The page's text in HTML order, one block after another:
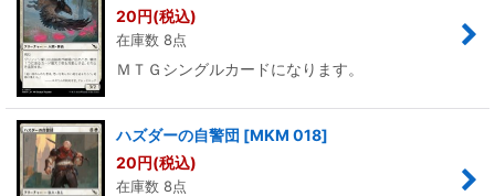
20円(税込)
在庫数 8点
ＭＴＧシングルカードになります。
ハズダーの自警団 [MKM 018]
20円(税込)
在庫数 8点